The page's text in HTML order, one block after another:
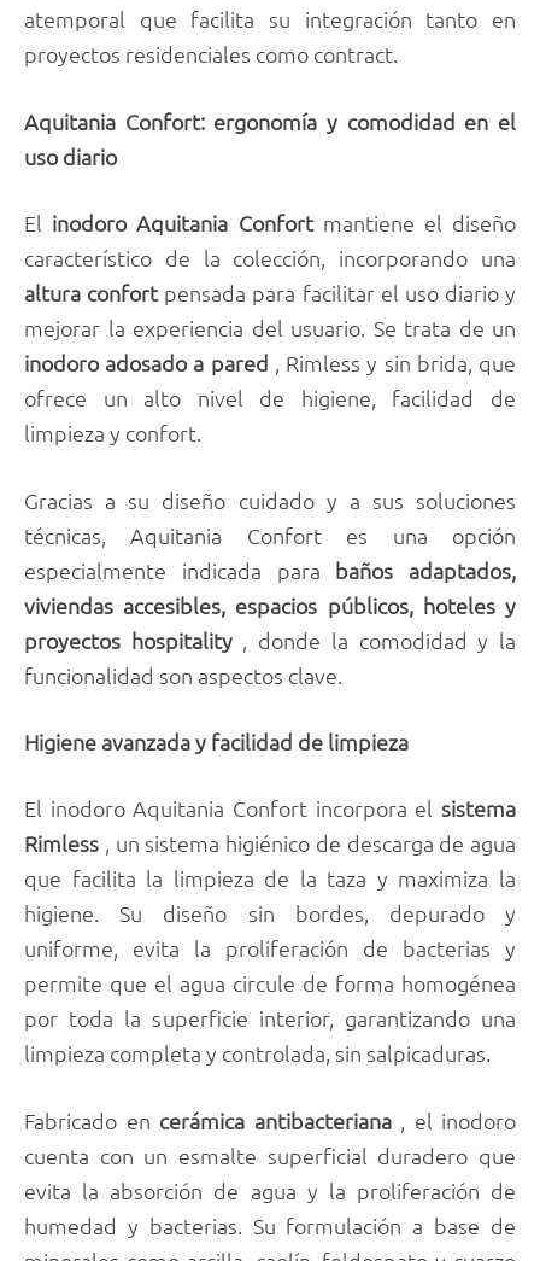
atemporal que facilita su integración tanto en
proyectos residenciales como contract.
Aquitania Confort: ergonomía y comodidad en el
uso diario
El inodoro Aquitania Confortmantiene el diseño
característico de la colección, incorporando una
altura confortpensada para facilitar el uso diario y
mejorar la experiencia del usuario. Se trata de un
inodoro adosado a pared , Rimless y sin brida, que
ofrece un alto nivel de higiene, facilidad de
limpieza y confort.
Gracias a su diseño cuidado y a sus soluciones
técnicas, Aquitania Confort es una opción
especialmente indicada para baños adaptados,
viviendas accesibles, espacios públicos, hoteles y
proyectos hospitality
, donde la comodidad y la
funcionalidad son aspectos clave.
Higiene avanzada y facilidad de limpieza
El inodoro Aquitania Confort incorpora el sistema
Rimless , un sistema higiénico de descarga de agua
que facilita la limpieza de la taza y maximiza la
higiene. Su diseño sin bordes, depurado y
uniforme, evita la proliferación de bacterias y
permite que el agua circule de forma homogénea
por toda la superficie interior, garantizando una
limpieza completa y controlada, sin salpicaduras.
Fabricado en cerámica antibacteriana , el inodoro
cuenta con un esmalte superficial duradero que
evita la absorción de agua y la proliferación de
humedad y bacterias. Su formulación a base de